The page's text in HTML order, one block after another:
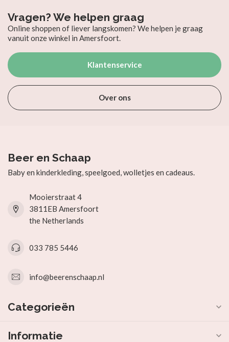
Vragen? We helpen graag
Online shoppen of liever langskomen? We helpen je graag
vanuit onze winkel in Amersfoort.
Klantenservice
Over ons
Beer en Schaap
Baby en kinderkleding, speelgoed, wolletjes en cadeaus.
Mooierstraat 4
3811EB Amersfoort
the Netherlands
033 785 5446
info@beerenschaap.nl
Categorieën
Informatie